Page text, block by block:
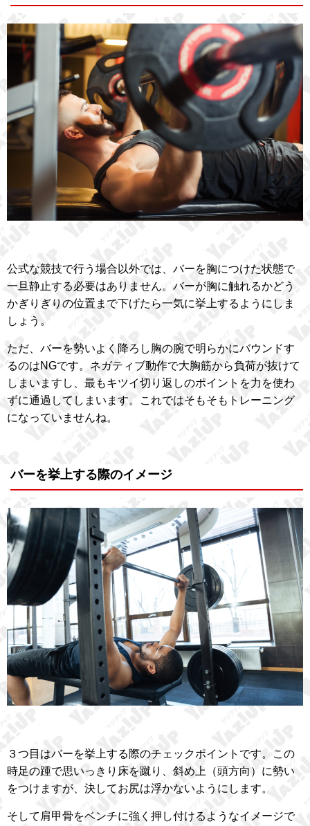
公式な競技で行う場合以外では、バーを胸につけた状態で
一旦静止する必要はありません。バーが胸に触れるかどう
かぎりぎりの位置まで下げたら一気に挙上するようにしま
しょう。
ただ、バーを勢いよく降ろし胸の腕で明らかにバウンドす
るのはNGです。ネガティブ動作で大胸筋から負荷が抜けて
しまいますし、最もキツイ切り返しのポイントを力を使わ
ずに通過してしまいます。これではそもそもトレーニング
になっていませんね。
バーを挙上する際のイメージ
３つ目はバーを挙上する際のチェックポイントです。この
時足の踵で思いっきり床を蹴り、斜め上（頭方向）に勢い
をつけますが、決してお尻は浮かないようにします。
そして肩甲骨をベンチに強く押し付けるようなイメージで